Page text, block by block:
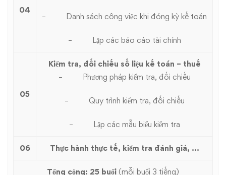
04
– Danh sách công việc khi đóng kỳ kế toán
– Lập các báo cáo tài chính
05
Kiểm tra, đối chiếu số liệu kế toán – thuế
– Phương pháp kiểm tra, đối chiếu
– Quy trình kiểm tra, đối chiếu
– Lập các mẫu biểu kiểm tra
06 Thực hành thực tế, kiểm tra đánh giá, …
Tổng cộng: 25 buổi (mỗi buổi 3 tiếng)